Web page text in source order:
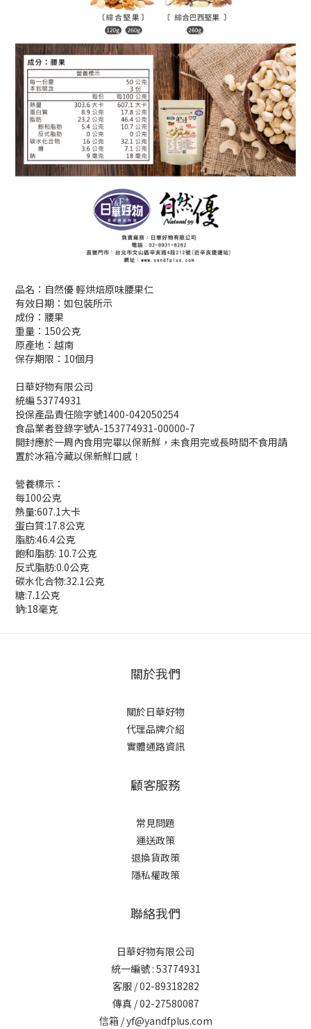
品名：自然優 輕烘焙原味腰果仁
有效日期：如包裝所示
成份：腰果
重量：150公克
原產地：越南
保存期限：10個月
日華好物有限公司
統編 53774931
投保產品責任險字號1400-042050254
食品業者登錄字號A-153774931-00000-7
開封應於一周內食用完畢以保新鮮，未食用完或長時間不食用請
置於冰箱冷藏以保新鮮口感！
營養標示：
每100公克
熱量:607.1大卡
蛋白質:17.8公克
脂肪:46.4公克
飽和脂肪: 10.7公克
反式脂肪:0.0公克
碳水化合物:32.1公克
糖:7.1公克
鈉:18毫克
關於我們
關於日華好物
代理品牌介紹
實體通路資訊
顧客服務
常見問題
運送政策
退換貨政策
隱私權政策
聯絡我們
日華好物有限公司
統一編號 : 53774931
客服 / 02-89318282
傳真 / 02-27580087
信箱 / yf@yandfplus.com